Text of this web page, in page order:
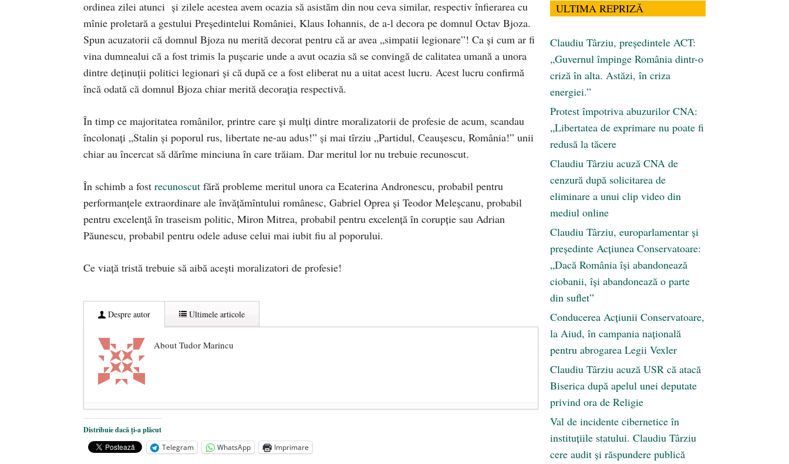
ordinea zilei atunci și zilele acestea avem ocazia să asistăm din nou ceva similar, respectiv înfierarea cu
mînie proletară a gestului Președintelui României, Klaus Iohannis, de a-l decora pe domnul Octav Bjoza.
Spun acuzatorii că domnul Bjoza nu merită decorat pentru că ar avea „simpatii legionare”! Ca și cum ar fi
vina dumnealui că a fost trimis la pușcarie unde a avut ocazia să se convingă de calitatea umană a unora
dintre deținuții politici legionari și că după ce a fost eliberat nu a uitat acest lucru. Acest lucru confirmă
încă odată că domnul Bjoza chiar merită decorația respectivă.
În timp ce majoritatea românilor, printre care și mulți dintre moralizatorii de profesie de acum, scandau
încolonați „Stalin și poporul rus, libertate ne-au adus!” și mai tîrziu „Partidul, Ceaușescu, România!” unii
chiar au încercat să dărîme minciuna în care trăiam. Dar meritul lor nu trebuie recunoscut.
În schimb a fost recunoscut fără probleme meritul unora ca Ecaterina Andronescu, probabil pentru
performanțele extraordinare ale învățămîntului românesc, Gabriel Oprea și Teodor Meleșcanu, probabil
pentru excelență în traseism politic, Miron Mitrea, probabil pentru excelență în corupție sau Adrian
Păunescu, probabil pentru odele aduse celui mai iubit fiu al poporului.
Ce viață tristă trebuie să aibă acești moralizatori de profesie!
Despre autor Ultimele articole
About Tudor Marincu
De ce propaganda LGBT nu-și are locul în unitățile de învățământ
Anarhia din SUA e opera stângii radicale - 2 iunie 2020
Pe zi ce trece mă conving că mass media are prea puțin a face cu informarea
Distribuie dacă ți-a plăcut
Telegram
WhatsApp Imprimare
ULTIMA REPRIZĂ
Claudiu Târziu, președintele ACT:
„Guvernul împinge România dintr-o
criză în alta. Astăzi, în criza
energiei.”
Protest împotriva abuzurilor CNA:
„Libertatea de exprimare nu poate fi
redusă la tăcere
Claudiu Târziu acuză CNA de
cenzură după solicitarea de
eliminare a unui clip video din
mediul online
Claudiu Târziu, europarlamentar și
președinte Acțiunea Conservatoare:
„Dacă România își abandonează
ciobanii, își abandonează o parte
din suflet”
Conducerea Acțiunii Conservatoare,
la Aiud, în campania națională
pentru abrogarea Legii Vexler
Claudiu Târziu acuză USR că atacă
Biserica după apelul unei deputate
privind ora de Religie
Val de incidente cibernetice în
instituțiile statului. Claudiu Târziu
cere audit și răspundere publică